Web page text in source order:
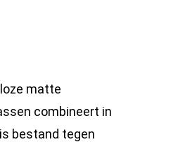
matte
combineert in
bestand tegen